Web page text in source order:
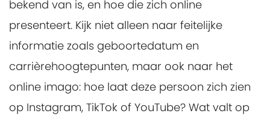
bekend van is, en hoe die zich online
presenteert. Kijk niet alleen naar feitelijke
informatie zoals geboortedatum en
carrièrehoogtepunten, maar ook naar het
online imago: hoe laat deze persoon zich zien
op Instagram, TikTok of YouTube? Wat valt op